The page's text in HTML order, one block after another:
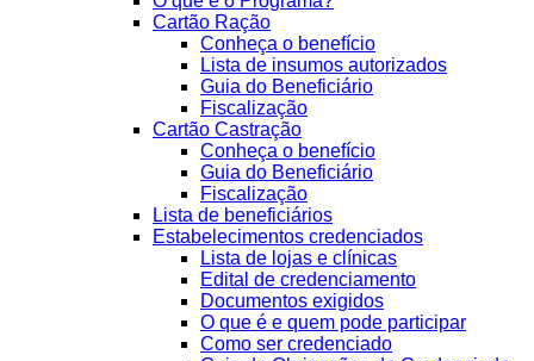
Cartão Ração
Conheça o benefício
Lista de insumos autorizados
Guia do Beneficiário
Fiscalização
Cartão Castração
Conheça o benefício
Guia do Beneficiário
Fiscalização
Lista de beneficiários
Estabelecimentos credenciados
Lista de lojas e clínicas
Edital de credenciamento
Documentos exigidos
O que é e quem pode participar
Como ser credenciado